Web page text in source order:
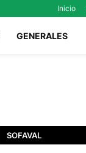
Inicio
GENERALES
SOFAVAL